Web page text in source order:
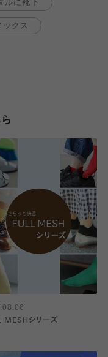
ルに靴下
クス
MESHシリーズ